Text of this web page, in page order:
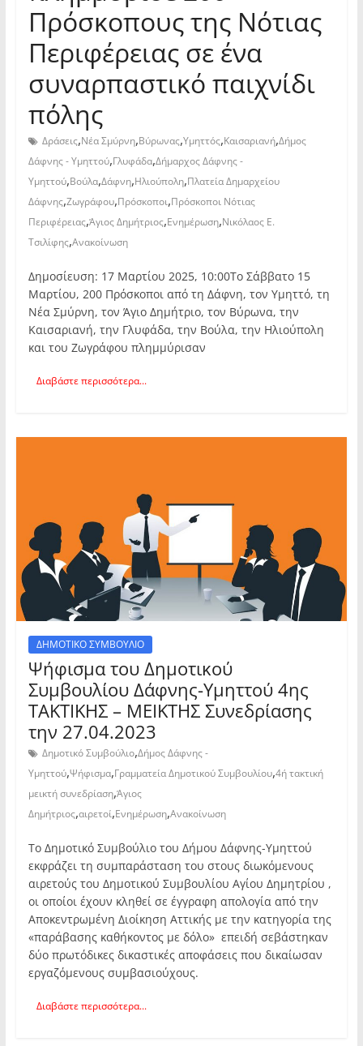
Πρόσκοπους της Νότιας
Περιφέρειας σε ένα
συναρπαστικό παιχνίδι
πόλης
Δράσεις,Νέα Σμύρνη,Βύρωνας,Υμηττός,Καισαριανή,Δήμος
Δάφνης - Υμηττού,Γλυφάδα,Δήμαρχος Δάφνης -
Υμηττού,Βούλα,Δάφνη,Ηλιούπολη,Πλατεία Δημαρχείου
Δάφνης,Ζωγράφου,Πρόσκοποι,Πρόσκοποι Νότιας
Περιφέρειας,Άγιος Δημήτριος,Ενημέρωση,Νικόλαος Ε.
Τσιλίφης,Ανακοίνωση
Δημοσίευση: 17 Μαρτίου 2025, 10:00Το Σάββατο 15
Μαρτίου, 200 Πρόσκοποι από τη Δάφνη, τον Υμηττό, τη
Νέα Σμύρνη, τον Άγιο Δημήτριο, τον Βύρωνα, την
Καισαριανή, την Γλυφάδα, την Βούλα, την Ηλιούπολη
και του Ζωγράφου πλημμύρισαν
Διαβάστε περισσότερα...
ΔΗΜΟΤΙΚΟ ΣΥΜΒΟΥΛΙΟ
Ψήφισμα του Δημοτικού
Συμβουλίου Δάφνης-Υμηττού 4ης
ΤΑΚΤΙΚΗΣ – ΜΕΙΚΤΗΣ Συνεδρίασης
την 27.04.2023
Δημοτικό Συμβούλιο,Δήμος Δάφνης -
Υμηττού,Ψήφισμα,Γραμματεία Δημοτικού Συμβουλίου,4ή τακτική
μεικτή συνεδρίαση,Άγιος
Δημήτριος,αιρετοί,Ενημέρωση,Ανακοίνωση
Το Δημοτικό Συμβούλιο του Δήμου Δάφνης-Υμηττού
εκφράζει τη συμπαράσταση του στους διωκόμενους
αιρετούς του Δημοτικού Συμβουλίου Αγίου Δημητρίου ,
οι οποίοι έχουν κληθεί σε έγγραφη απολογία από την
Αποκεντρωμένη Διοίκηση Αττικής με την κατηγορία της
«παράβασης καθήκοντος με δόλο» επειδή σεβάστηκαν
δύο πρωτόδικες δικαστικές αποφάσεις που δικαίωσαν
εργαζόμενους συμβασιούχους.
Διαβάστε περισσότερα...